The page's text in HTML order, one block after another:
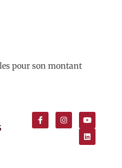
pour son montant